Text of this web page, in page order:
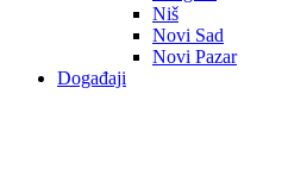
Niš
Novi Sad
Novi Pazar
Događaji